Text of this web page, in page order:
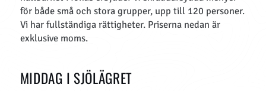
för både små och stora grupper, upp till 120 personer.
Vi har fullständiga rättigheter. Priserna nedan är
exklusive moms.
MIDDAG I SJÖLÄGRET